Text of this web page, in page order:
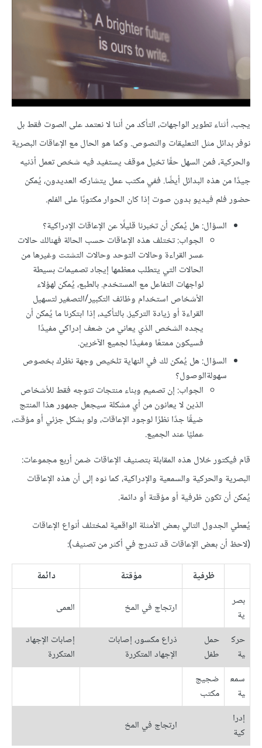
يجب، أثناء تطوير الواجهات، التأكد من أننا لا نعتمد على الصوت فقط بل
نوفر بدائل مثل التعليقات والنصوص. وكما هو الحال مع الإعاقات البصرية
والحركية، فمن السهل حقًا تخيل موقف يستفيد فيه شخص تعمل أذنيه
جيدًا من هذه البدائل أيضًا. ففي مكتب عمل يتشاركه العديدون، يُمكن
حضور فلم فيديو بدون صوت إذا كان الحوار مكتوبًا على الفلم.
السؤال: هل يُمكن أن تخبرنا قليلًا عن الإعاقات الإدراكية؟
الجواب: تختلف هذه الإعاقات حسب الحالة فهنالك حالات
عسر القراءة وحالات التوحد وحالات التشتت وغيرها من
الحالات التي يتطلب معظمها إيجاد تصميمات بسيطة
لواجهات التفاعل مع المستخدم. بالطبع، يُمكن لهؤلاء
الأشخاص استخدام وظائف التكبير/التصغير لتسهيل
القراءة أو زيادة التركيز. بالتأكيد، إذا ابتكرنا ما يُمكن أن
يجده الشخص الذي يعاني من ضعف إدراكي مفيدًا
فسيكون ممتعًا ومفيدًا لجميع الآخرين.
السؤال: هل يُمكن لك في النهاية تلخيص وجهة نظرك بخصوص
سهولةالوصول؟
الجواب: إن تصميم وبناء منتجات تتوجه فقط للأشخاص
الذين لا يعانون من أي مشكلة سيجعل جمهور هذا المنتج
ضيقًا جدًا نظرًا لوجود الإعاقات، ولو بشكل جزئي أو مؤقت،
عمليًا عند الجميع.
قام فيكتور خلال هذه المقابلة بتصنيف الإعاقات ضمن أربع مجموعات:
البصرية والحركية والسمعية والإدراكية، كما نوه إلى أن هذه الإعاقات
يُمكن أن تكون ظرفية أو مؤقتة أو دائمة.
يُعطي الجدول التالي بعض الأمثلة الواقعية لمختلف أنواع الإعاقات
(لاحظ أن بعض الإعاقات قد تندرج في أكثر من تصنيف):
ظرفية
مؤقتة
دائمة
بصر
ية
ارتجاج في المخ العمى
حرك
ية
حمل
طفل
ذراع مكسور، إصابات
الإجهاد المتكررة
إصابات الإجهاد
المتكررة
سمع
ية
ضجيج
مكتب
إدرا
كية
ارتجاج في المخ